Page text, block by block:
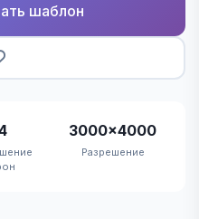
шаблон
3000×4000
Разрешение